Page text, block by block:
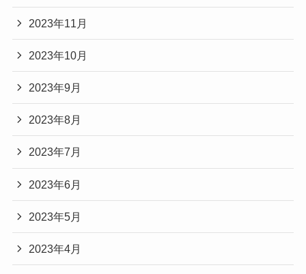
2023年11月
2023年10月
2023年9月
2023年8月
2023年7月
2023年6月
2023年5月
2023年4月